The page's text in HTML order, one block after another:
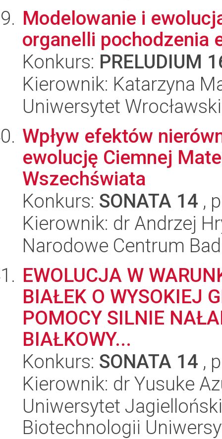
Modelowanie i
organelli pochodzenia
Konkurs: PRELUDIUM
Kierownik: Katarzyna
Uniwersytet
Wpływ efektów
ewolucję Ciemnej
Wszechświata
Konkurs: SONATA 14 ,
Kierownik: dr Andrzej
Narodowe Centrum
EWOLUCJA W
BIAŁEK O WYSOKIEJ
POMOCY SILNIE
BIAŁKOWY...
Konkurs: SONATA 14 ,
Kierownik: dr Yusuke
Uniwersytet
Biotechnologii